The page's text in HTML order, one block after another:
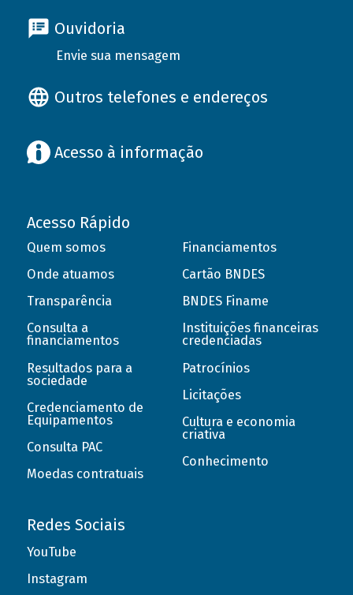
Ouvidoria
Envie sua mensagem
Outros telefones e endereços
Acesso à informação
Acesso Rápido
Quem somos
Onde atuamos
Transparência
Consulta a
financiamentos
Resultados para a
sociedade
Credenciamento de
Equipamentos
Consulta PAC
Moedas contratuais
Financiamentos
Cartão BNDES
BNDES Finame
Instituições financeiras
credenciadas
Patrocínios
Licitações
Cultura e economia
criativa
Conhecimento
Redes Sociais
YouTube
Instagram